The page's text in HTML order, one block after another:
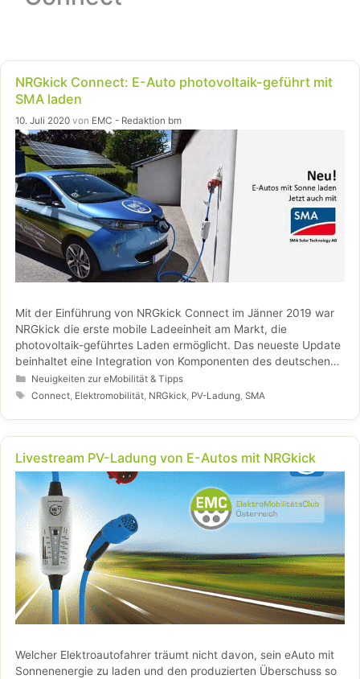
NRGkick Connect: E-Auto photovoltaik-geführt mit
SMA laden
10. Juli 2020 von EMC - Redaktion bm
Mit der Einführung von NRGkick Connect im Jänner 2019 war
NRGkick die erste mobile Ladeeinheit am Markt, die
photovoltaik-geführtes Laden ermöglicht. Das neueste Update
beinhaltet eine Integration von Komponenten des deutschen
Wechselrichter- und Solartechnik-Herstellers SMA.
Kategorien
Neuigkeiten zur eMobilität & Tipps
Schlagwörter
Connect, Elektromobilität, NRGkick, PV-Ladung,SMA
Livestream PV-Ladung von E-Autos mit NRGkick
Welcher Elektroautofahrer träumt nicht davon, sein eAuto mit
Sonnenenergie zu laden und den produzierten Überschuss so